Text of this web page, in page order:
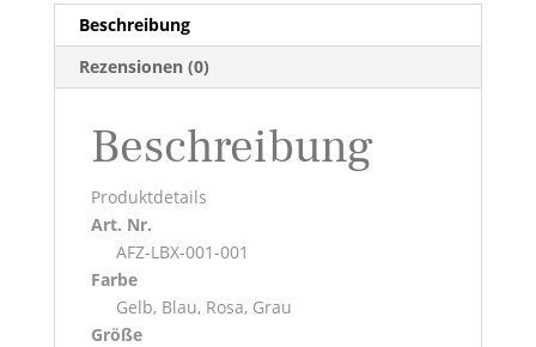
Beschreibung
Rezensionen (0)
Beschreibung
Produktdetails
Art. Nr.
AFZ-LBX-001-001
Farbe
Gelb, Blau, Rosa, Grau
Größe